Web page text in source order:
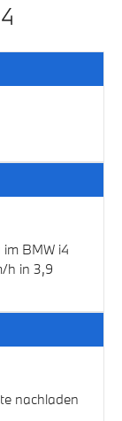
BMW i4
h in 3,9
nachladen